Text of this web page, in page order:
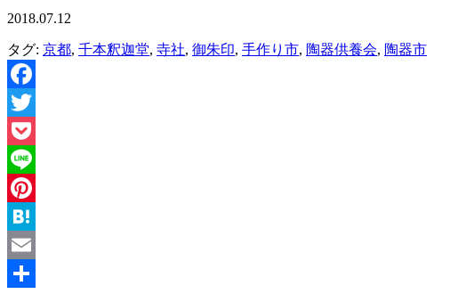
2018.07.12
タグ: 京都, 千本釈迦堂, 寺社, 御朱印, 手作り市, 陶器供養会, 陶器市
Facebook
Twitter
Pocket
Line
Pinterest
Hatena
Email